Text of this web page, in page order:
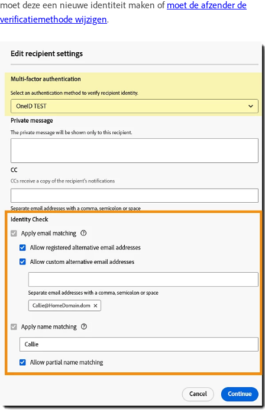
moet deze een nieuwe identiteit maken of moet de afzender de
verificatiemethode wijzigen.